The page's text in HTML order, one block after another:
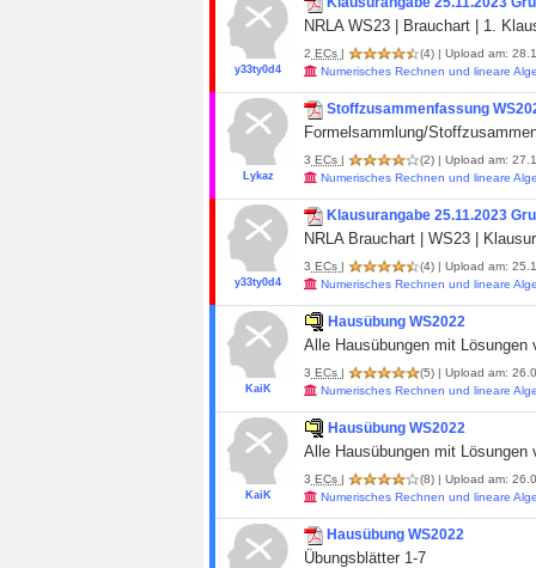
y33ty0d4
NRLA WS23 | Brauchart | 1.
2 ECs | (4) | Upload am:
Numerisches Rechnen und lineare
Lykaz
Stoffzusammenfassung
Formelsammlung/
3 ECs | (2) | Upload am:
Numerisches Rechnen und lineare
y33ty0d4
Klausurangabe 25.11.2023
NRLA Brauchart | WS23 |
3 ECs | (4) | Upload am:
Numerisches Rechnen und lineare
KaiK
Hausübung WS2022
Alle Hausübungen mit Lösungen
3 ECs | (5) | Upload am:
Numerisches Rechnen und lineare
KaiK
Hausübung WS2022
Alle Hausübungen mit Lösungen
3 ECs | (8) | Upload am:
Numerisches Rechnen und lineare
Hausübung WS2022
Übungsblätter 1-7